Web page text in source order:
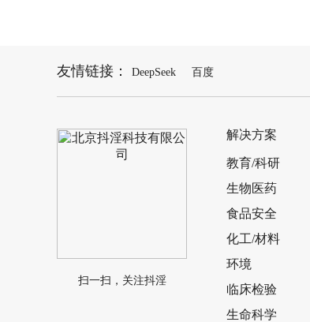
友情链接： DeepSeek 百度
扫一扫，关注抖淫
解决方案
教育/科研
生物医药
食品安全
化工/材料
环境
临床检验
生命科学